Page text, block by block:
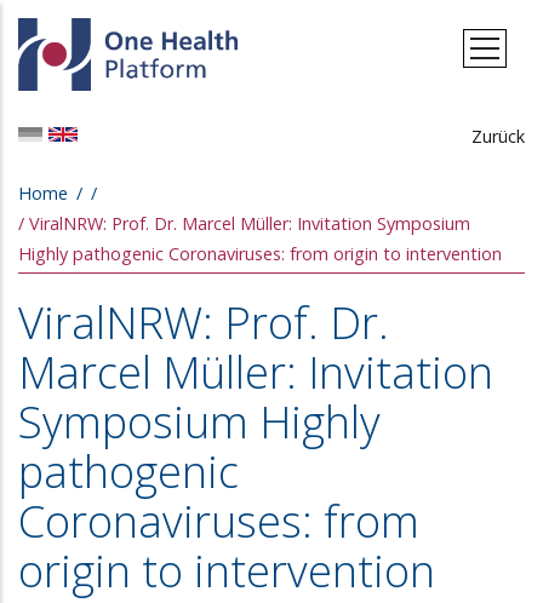
Skip to main content
Zurück
Breadcrumb
Home
ViralNRW: Prof. Dr. Marcel Müller: Invitation Symposium
Highly pathogenic Coronaviruses: from origin to intervention
ViralNRW: Prof. Dr.
Marcel Müller: Invitation
Symposium Highly
pathogenic
Coronaviruses: from
origin to intervention